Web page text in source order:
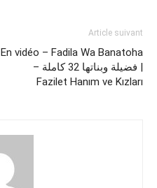
Article suivant
En vidéo – Fadila Wa Banatoha
– فضيلة وبناتها 32 كاملة |
Fazilet Hanım ve Kızları